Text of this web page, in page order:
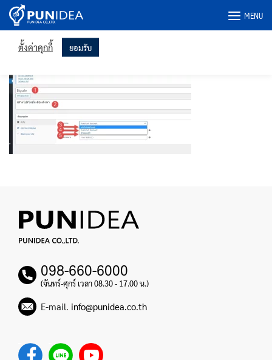
Skip
MENU
098-660-6000
(จันทร์-ศุกร์ เวลา 08.30 - 17.00 น.)
E-mail. info@punidea.co.th
มากที่สุดโดยจดจำการตั้งค่าของคุณและเข้าชมซ้ำ การคลิก "ยอมรับ"
แสดงว่าคุณยินยอมให้ใช้คุกกี้ทั้งหมด
ตั้งค่าคุกกี้ ยอมรับ